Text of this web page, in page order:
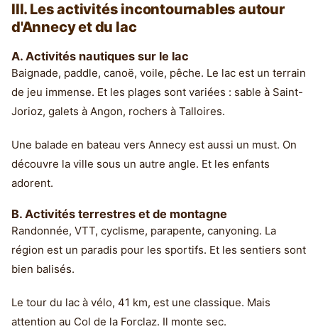
III. Les activités incontournables autour
d'Annecy et du lac
A. Activités nautiques sur le lac
Baignade, paddle, canoë, voile, pêche. Le lac est un terrain
de jeu immense. Et les plages sont variées : sable à Saint-
Jorioz, galets à Angon, rochers à Talloires.
Une balade en bateau vers Annecy est aussi un must. On
découvre la ville sous un autre angle. Et les enfants
adorent.
B. Activités terrestres et de montagne
Randonnée, VTT, cyclisme, parapente, canyoning. La
région est un paradis pour les sportifs. Et les sentiers sont
bien balisés.
Le tour du lac à vélo, 41 km, est une classique. Mais
attention au Col de la Forclaz. Il monte sec.